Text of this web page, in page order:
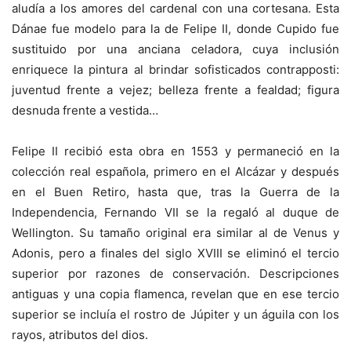
aludía a los amores del cardenal con una cortesana. Esta
Dánae fue modelo para la de Felipe II, donde Cupido fue
sustituido por una anciana celadora, cuya inclusión
enriquece la pintura al brindar sofisticados contrapposti:
juventud frente a vejez; belleza frente a fealdad; figura
desnuda frente a vestida…
Felipe II recibió esta obra en 1553 y permaneció en la
colección real española, primero en el Alcázar y después
en el Buen Retiro, hasta que, tras la Guerra de la
Independencia, Fernando VII se la regaló al duque de
Wellington. Su tamaño original era similar al de Venus y
Adonis, pero a finales del siglo XVIII se eliminó el tercio
superior por razones de conservación. Descripciones
antiguas y una copia flamenca, revelan que en ese tercio
superior se incluía el rostro de Júpiter y un águila con los
rayos, atributos del dios.